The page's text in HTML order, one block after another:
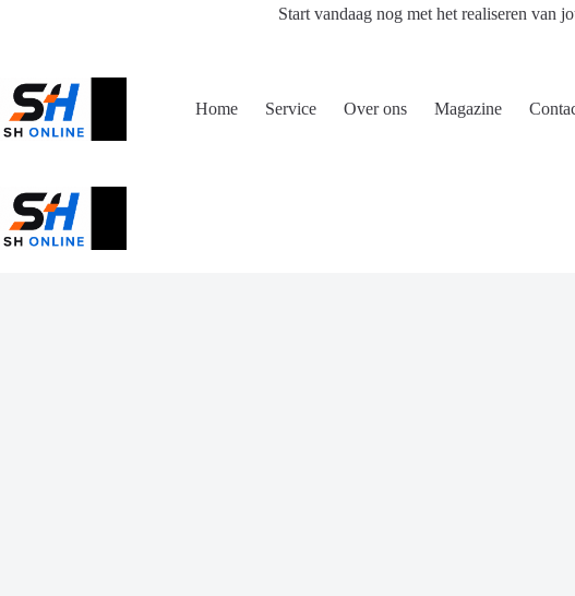
Start vandaag nog met het realiseren van
Home Service Over ons Magazine